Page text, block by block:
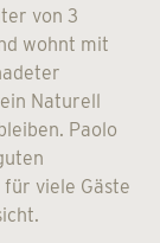
von 3
wohnt mit
Naturell
Paolo
viele Gäste